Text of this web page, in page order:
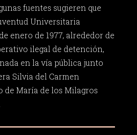
fuentes sugieren que
Universitaria
enero de 1977, alrededor de
ilegal de detención,
en la vía pública junto
Silvia del Carmen
de María de los Milagros